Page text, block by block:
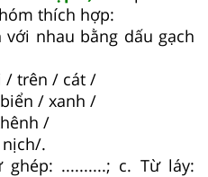
thích hợp:
nhau bằng dấu gạch
/ trên / cát /
/ xanh /
/
.
..........; c. Từ láy: